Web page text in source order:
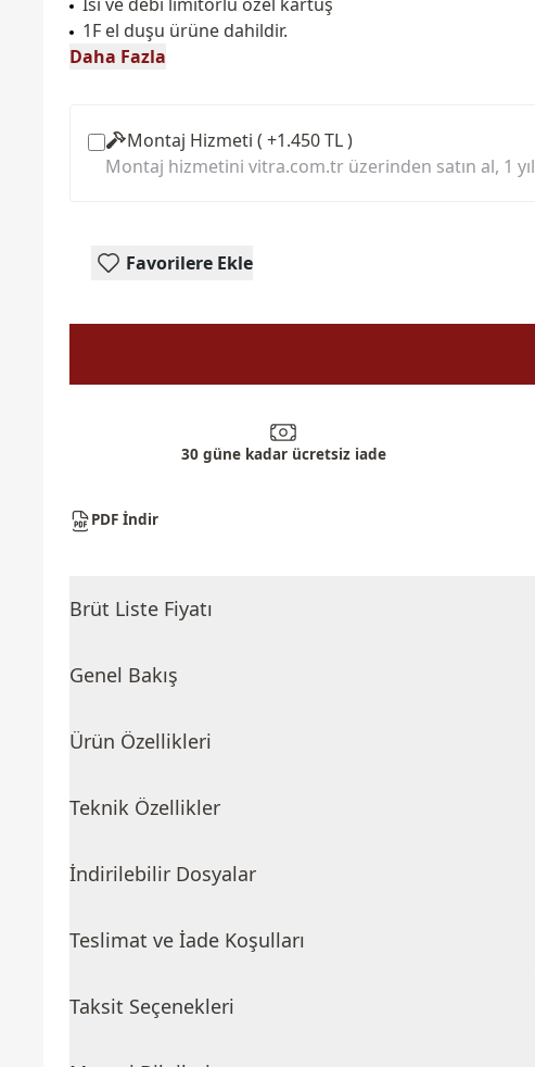
1F el duşu ürüne dahildir.
Daha Fazla
Montaj Hizmeti ( +1.450 TL )
Montaj hizmetini vitra.com.tr üzerinden satın al, 1
Favorilere Ekle
30 güne kadar ücretsiz iade
PDF İndir
Brüt Liste Fiyatı
Genel Bakış
Ürün Özellikleri
Teknik Özellikler
İndirilebilir Dosyalar
Teslimat ve İade Koşulları
Taksit Seçenekleri